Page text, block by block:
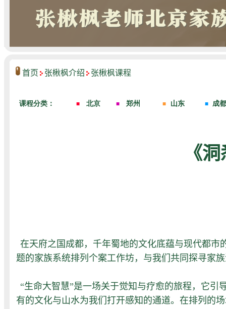
首页 张楸枫介绍 张楸枫课程
《
在天府之国成都，千年蜀地的文化底蕴与现代都
题的家族系统排列个案工作坊，与我们共同探寻家
“生命大智慧”是一场关于觉知与疗愈的旅程，它
有的文化与山水为我们打开感知的通道。在排列的